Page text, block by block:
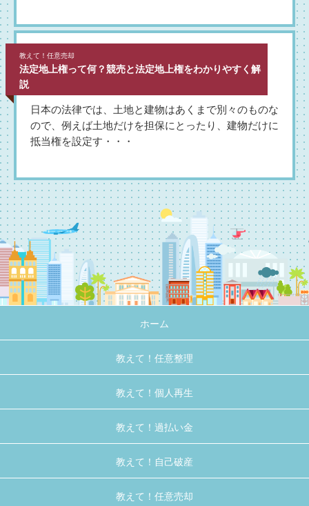
教えて！任意売却
法定地上権って何？競売と法定地上権をわかりやすく解
説
日本の法律では、土地と建物はあくまで別々のものな
ので、例えば土地だけを担保にとったり、建物だけに
抵当権を設定す・・・
ホーム
教えて！任意整理
教えて！個人再生
教えて！過払い金
教えて！自己破産
教えて！任意売却